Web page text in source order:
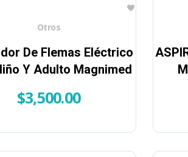
De Flemas Eléctrico
Y Adulto Magnimed
$3,500.00
Otros